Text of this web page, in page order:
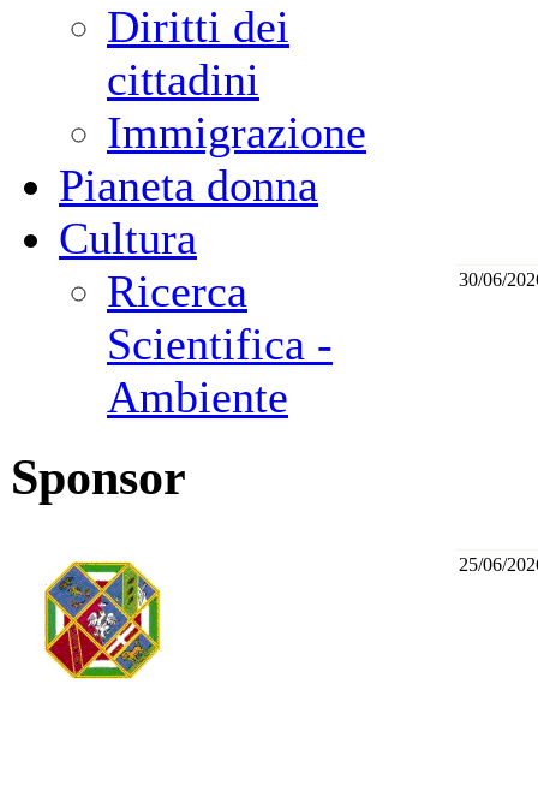
Diritti dei
cittadini
Immigrazione
Pianeta donna
Cultura
Ricerca
Scientifica -
Ambiente
Sponsor
30/06/
25/06/